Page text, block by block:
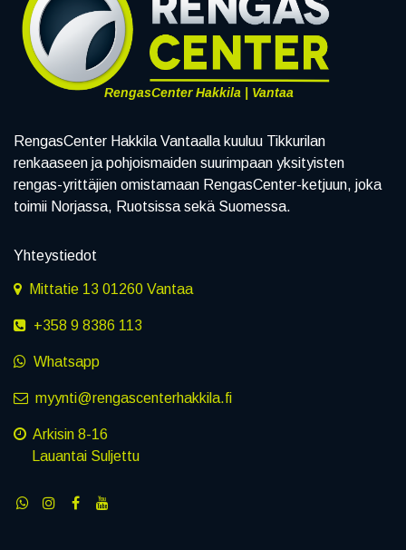
RengasCenter Hakkila | Vantaa
RengasCenter Hakkila Vantaalla kuuluu Tikkurilan
renkaaseen ja pohjoismaiden suurimpaan yksityisten
rengas-yrittäjien omistamaan RengasCenter-ketjuun, joka
toimii Norjassa, Ruotsissa sekä Suomessa.
Yhteystiedot
Mittatie 13 01260 Vantaa
+358 9 8386 113
Whatsapp
myynti@rengascenterhakkila.fi
Arkisin 8-16
Lauantai Suljettu